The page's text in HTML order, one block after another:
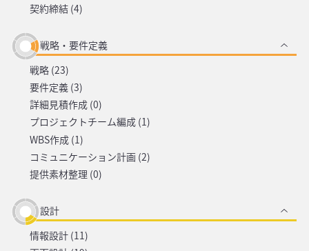
契約締結 (4)
戦略・要件定義
戦略 (23)
要件定義 (3)
詳細見積作成 (0)
プロジェクトチーム編成 (1)
WBS作成 (1)
コミュニケーション計画 (2)
提供素材整理 (0)
設計
情報設計 (11)